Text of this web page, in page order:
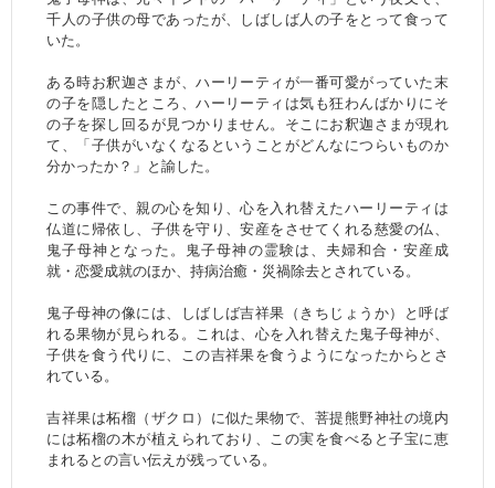
千人の子供の母であったが、しばしば人の子をとって食って
いた。
ある時お釈迦さまが、ハーリーティが一番可愛がっていた末
の子を隠したところ、ハーリーティは気も狂わんばかりにそ
の子を探し回るが見つかりません。そこにお釈迦さまが現れ
て、「子供がいなくなるということがどんなにつらいものか
分かったか？」と諭した。
この事件で、親の心を知り、心を入れ替えたハーリーティは
仏道に帰依し、子供を守り、安産をさせてくれる慈愛の仏、
鬼子母神となった。鬼子母神の霊験は、夫婦和合・安産成
就・恋愛成就のほか、持病治癒・災禍除去とされている。
鬼子母神の像には、しばしば吉祥果（きちじょうか）と呼ば
れる果物が見られる。これは、心を入れ替えた鬼子母神が、
子供を食う代りに、この吉祥果を食うようになったからとさ
れている。
吉祥果は柘榴（ザクロ）に似た果物で、菩提熊野神社の境内
には柘榴の木が植えられており、この実を食べると子宝に恵
まれるとの言い伝えが残っている。